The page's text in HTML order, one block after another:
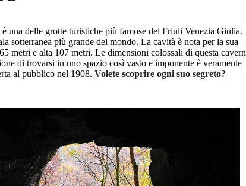
una delle grotte turistiche più famose del Friuli Venezia Giulia.
sotterranea più grande del mondo. La cavità è nota per la sua
metri e alta 107 metri. Le dimensioni colossali di questa
di trovarsi in uno spazio così vasto e imponente è veramente
al pubblico nel 1908. Volete scoprire ogni suo segreto?